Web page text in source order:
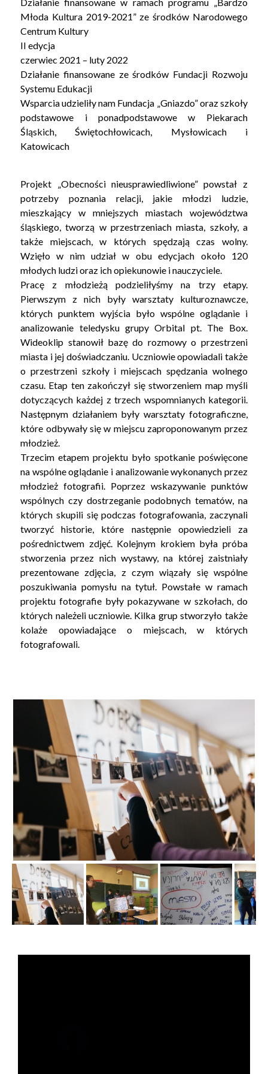
STOWARZYSZENIA
KONTAKT
Młoda Kultura 2019-2021” ze środków Narodowego
Centrum Kultury
II edycja
czerwiec 2021 – luty 2022
Działanie finansowane ze środków Fundacji Rozwoju
Systemu Edukacji
Wsparcia udzieliły nam Fundacja „Gniazdo” oraz szkoły
podstawowe i ponadpodstawowe w Piekarach
Śląskich, Świętochłowicach, Mysłowicach i
Katowicach
Projekt „Obecności nieusprawiedliwione” powstał z
potrzeby poznania relacji, jakie młodzi ludzie,
mieszkający w mniejszych miastach województwa
śląskiego, tworzą w przestrzeniach miasta, szkoły, a
także miejscach, w których spędzają czas wolny.
Wzięło w nim udział w obu edycjach około 120
młodych ludzi oraz ich opiekunowie i nauczyciele.
Pracę z młodzieżą podzieliłyśmy na trzy etapy.
Pierwszym z nich były warsztaty kulturoznawcze,
których punktem wyjścia było wspólne oglądanie i
analizowanie teledysku grupy Orbital pt. The Box.
Wideoklip stanowił bazę do rozmowy o przestrzeni
miasta i jej doświadczaniu. Uczniowie opowiadali także
o przestrzeni szkoły i miejscach spędzania wolnego
czasu. Etap ten zakończył się stworzeniem map myśli
dotyczących każdej z trzech wspomnianych kategorii.
Następnym działaniem były warsztaty fotograficzne,
które odbywały się w miejscu zaproponowanym przez
młodzież.
Trzecim etapem projektu było spotkanie poświęcone
na wspólne oglądanie i analizowanie wykonanych przez
młodzież fotografii. Poprzez wskazywanie punktów
wspólnych czy dostrzeganie podobnych tematów, na
których skupili się podczas fotografowania, zaczynali
tworzyć historie, które następnie opowiedzieli za
pośrednictwem zdjęć. Kolejnym krokiem była próba
stworzenia przez nich wystawy, na której zaistniały
prezentowane zdjęcia, z czym wiązały się wspólne
poszukiwania pomysłu na tytuł. Powstałe w ramach
projektu fotografie były pokazywane w szkołach, do
których należeli uczniowie. Kilka grup stworzyło także
kolaże opowiadające o miejscach, w których
fotografowali.